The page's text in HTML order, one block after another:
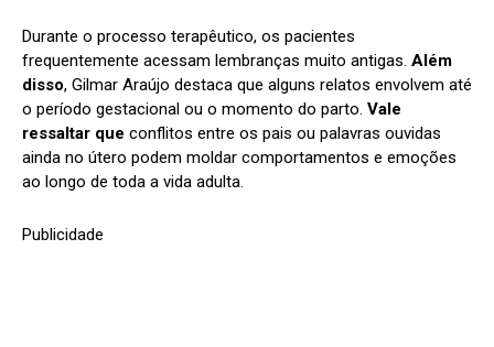
Durante o processo terapêutico, os pacientes
frequentemente acessam lembranças muito antigas. Além
disso, Gilmar Araújo destaca que alguns relatos envolvem até
o período gestacional ou o momento do parto. Vale
ressaltar que conflitos entre os pais ou palavras ouvidas
ainda no útero podem moldar comportamentos e emoções
ao longo de toda a vida adulta.
Publicidade